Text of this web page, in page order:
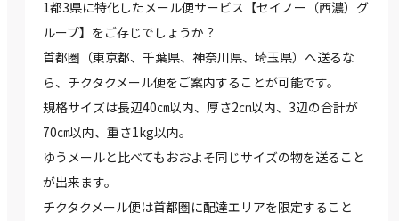
1都3県に特化したメール便サービス【セイノー（西濃）グ
ループ】をご存じでしょうか？
⾸都圏（東京都、千葉県、神奈川県、埼⽟県）へ送るな
ら、チクタクメール便をご案内することが可能です。
規格サイズは⻑辺40㎝以内、厚さ2㎝以内、3辺の合計が
70㎝以内、重さ1kg以内。
ゆうメールと比べてもおおよそ同じサイズの物を送ること
が出来ます。
チクタクメール便は⾸都圏に配達エリアを限定すること